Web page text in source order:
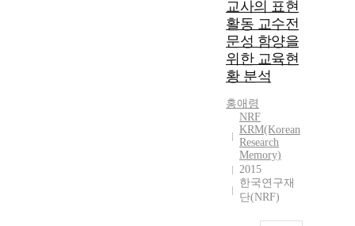
교사의 표현
활동 교수전
문성 함양을
위한 교육현
황 분석
홍애령
NRF
KRM(Korean
Research
Memory)
2015
한국연구재
단(NRF)